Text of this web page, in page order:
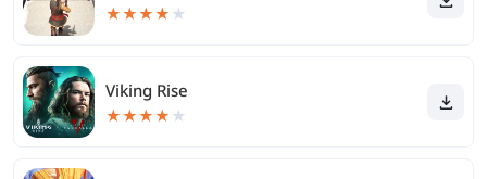
★★★★ ★
Viking Rise
★★★★ ★